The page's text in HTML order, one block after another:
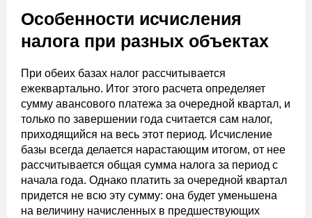
Особенности исчисления
налога при разных объектах
При обеих базах налог рассчитывается
ежеквартально. Итог этого расчета определяет
сумму авансового платежа за очередной квартал, и
только по завершении года считается сам налог,
приходящийся на весь этот период. Исчисление
базы всегда делается нарастающим итогом, от нее
рассчитывается общая сумма налога за период с
начала года. Однако платить за очередной квартал
придется не всю эту сумму: она будет уменьшена
на величину начисленных в предшествующих